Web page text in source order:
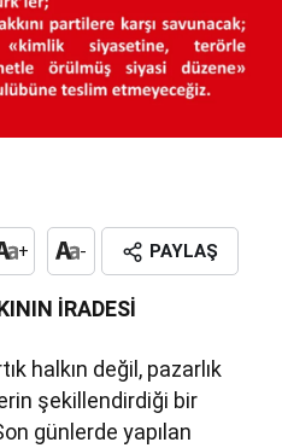
+ - PAYLAŞ
İRADESİ
halkın değil, pazarlık
şekillendirdiği bir
günlerde yapılan